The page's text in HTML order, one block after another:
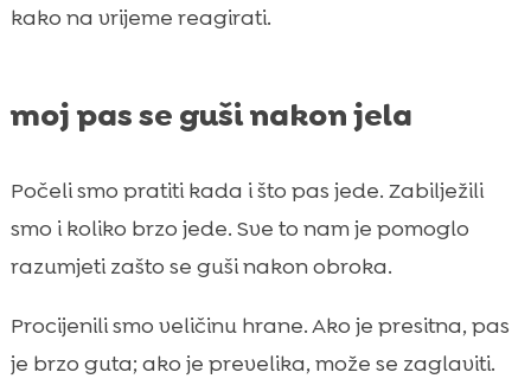
kako na vrijeme reagirati.
moj pas se guši nakon jela
Počeli smo pratiti kada i što pas jede. Zabilježili
smo i koliko brzo jede. Sve to nam je pomoglo
razumjeti zašto se guši nakon obroka.
Procijenili smo veličinu hrane. Ako je presitna, pas
je brzo guta; ako je prevelika, može se zaglaviti.